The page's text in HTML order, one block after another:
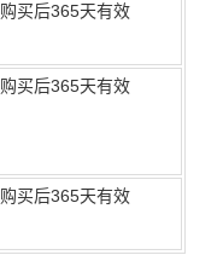
购买后365天有效
购买后365天有效
购买后365天有效